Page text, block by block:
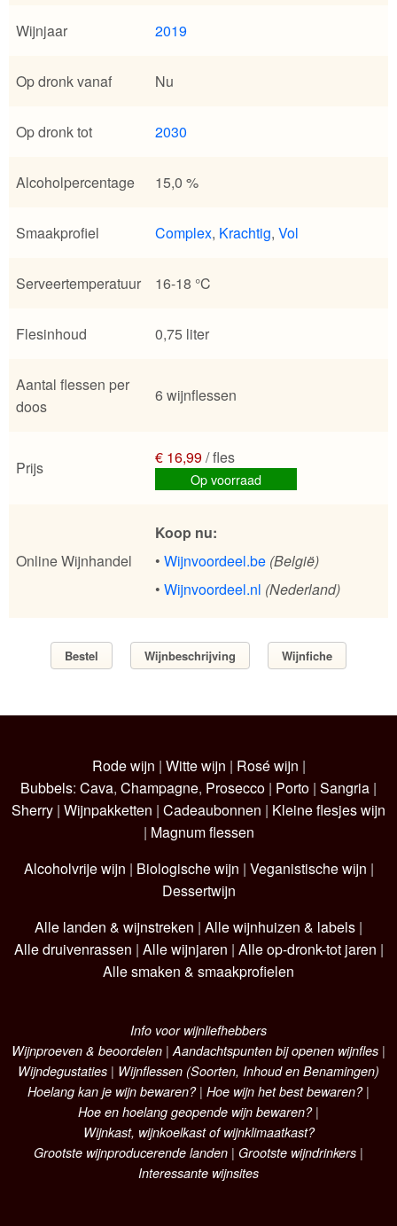
Wijnjaar 2019
Op dronk vanaf Nu
Op dronk tot 2030
Alcoholpercentage 15,0 %
Smaakprofiel Complex, Krachtig, Vol
Serveertemperatuur 16-18 °C
Flesinhoud 0,75 liter
Aantal flessen per
doos
6 wijnflessen
Prijs
€ 16,99/ fles
Op voorraad
Online Wijnhandel
Koop nu:
• Wijnvoordeel.be (België)
• Wijnvoordeel.nl (Nederland)
Bestel Wijnbeschrijving Wijnfiche
Rode wijn | Witte wijn | Rosé wijn |
Bubbels: Cava, Champagne, Prosecco | Porto | Sangria |
Sherry | Wijnpakketten | Cadeaubonnen | Kleine flesjes wijn
| Magnum flessen
Alcoholvrije wijn | Biologische wijn | Veganistische wijn |
Dessertwijn
Alle landen & wijnstreken | Alle wijnhuizen & labels |
Alle druivenrassen | Alle wijnjaren | Alle op-dronk-tot jaren |
Alle smaken & smaakprofielen
Info voor wijnliefhebbers
Wijnproeven & beoordelen |Aandachtspunten bij openen wijnfles |
Wijndegustaties | Wijnflessen (Soorten, Inhoud en Benamingen)
Hoelang kan je wijn bewaren?| Hoe wijn het best bewaren?|
Hoe en hoelang geopende wijn bewaren?|
Wijnkast, wijnkoelkast of wijnklimaatkast?
Grootste wijnproducerende landen | Grootste wijndrinkers |
Interessante wijnsites